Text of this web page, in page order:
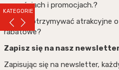
KATEGORIE
nowościach i promocjach.?
Chcesz otrzymywać atrakcyjne
rabatowe?
Zapisz się na nasz
Zapisując się na newsletter,